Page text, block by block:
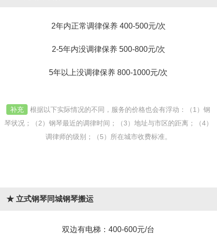
2年内正常调律保养 400-500元/次
2-5年内没调律保养 500-800元/次
5年以上没调律保养 800-1000元/次
补充
根据以下实际情况的不同，服务的价格也会有浮动：（1）钢
琴状况；（2）钢琴最近的调律时间；（3）地址与市区的距离；（4）
调律师的级别；（5）所在城市收费标准。
★ 立式钢琴同城钢琴搬运
双边有电梯：400-600元/台